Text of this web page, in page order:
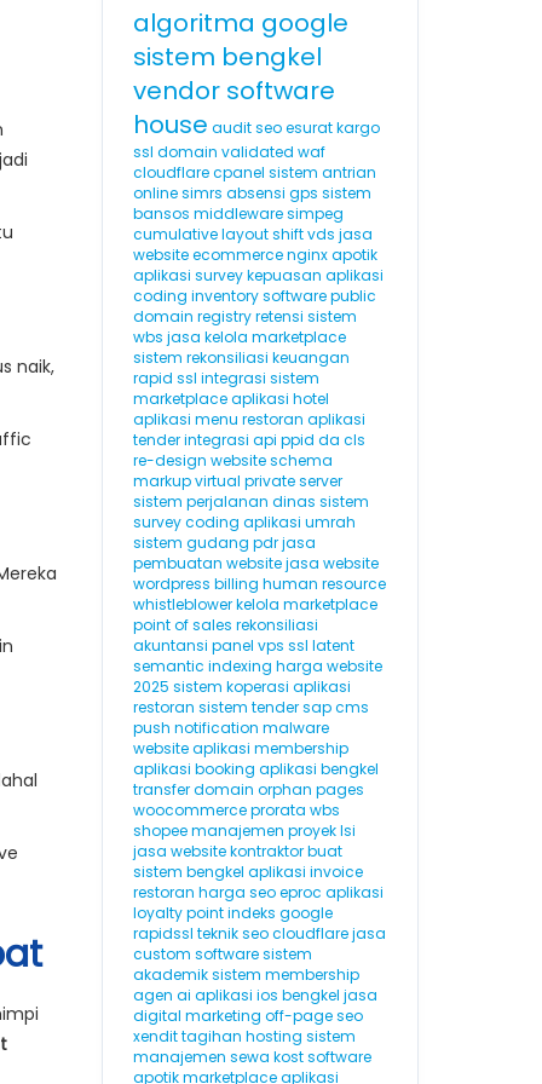
naik,
algoritma google
sistem bengkel
vendor software
house audit seo esurat kargo
ssl domain validated waf
cloudflare cpanel sistem antrian
online simrs absensi gps sistem
bansos middleware simpeg
cumulative layout shift vds jasa
website ecommerce nginx apotik
aplikasi survey kepuasan aplikasi
coding inventory software public
domain registry retensi sistem
wbs jasa kelola marketplace
sistem rekonsiliasi keuangan
rapid ssl integrasi sistem
marketplace aplikasi hotel
aplikasi menu restoran aplikasi
tender integrasi api ppid da cls
re-design website schema
markup virtual private server
sistem perjalanan dinas sistem
survey coding aplikasi umrah
sistem gudang pdr jasa
pembuatan website jasa website
wordpress billing human resource
whistleblower kelola marketplace
point of sales rekonsiliasi
akuntansi panel vps ssl latent
semantic indexing harga website
2025 sistem koperasi aplikasi
restoran sistem tender sap cms
push notification malware
website aplikasi membership
aplikasi booking aplikasi bengkel
transfer domain orphan pages
woocommerce prorata wbs
shopee manajemen proyek lsi
jasa website kontraktor buat
sistem bengkel aplikasi invoice
restoran harga seo eproc aplikasi
loyalty point indeks google
rapidssl teknik seo cloudflare jasa
custom software sistem
akademik sistem membership
agen ai aplikasi ios bengkel jasa
digital marketing off-page seo
xendit tagihan hosting sistem
manajemen sewa kost software
apotik marketplace aplikasi